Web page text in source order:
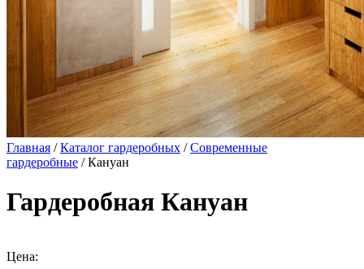
Главная /Каталог гардеробных /Современные
гардеробные / Кануан
Гардеробная Кануан
Цена: